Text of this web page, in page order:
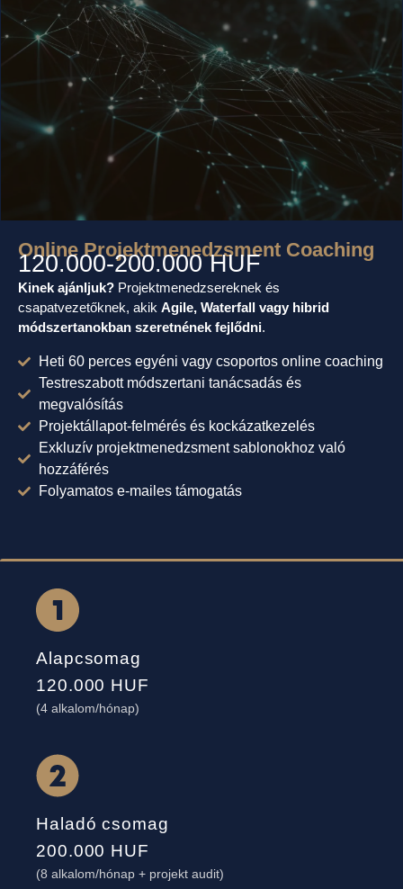
Online Projektmenedzsment Coaching
120.000-200.000 HUF
Kinek ajánljuk? Projektmenedzsereknek és
csapatvezetőknek, akik Agile, Waterfall vagy hibrid
módszertanokban szeretnének fejlődni.
Heti 60 perces egyéni vagy csoportos online coaching
Testreszabott módszertani tanácsadás és
megvalósítás
Projektállapot-felmérés és kockázatkezelés
Exkluzív projektmenedzsment sablonokhoz való
hozzáférés
Folyamatos e-mailes támogatás
Alapcsomag
120.000 HUF
(4 alkalom/hónap)
Haladó csomag
200.000 HUF
(8 alkalom/hónap + projekt audit)